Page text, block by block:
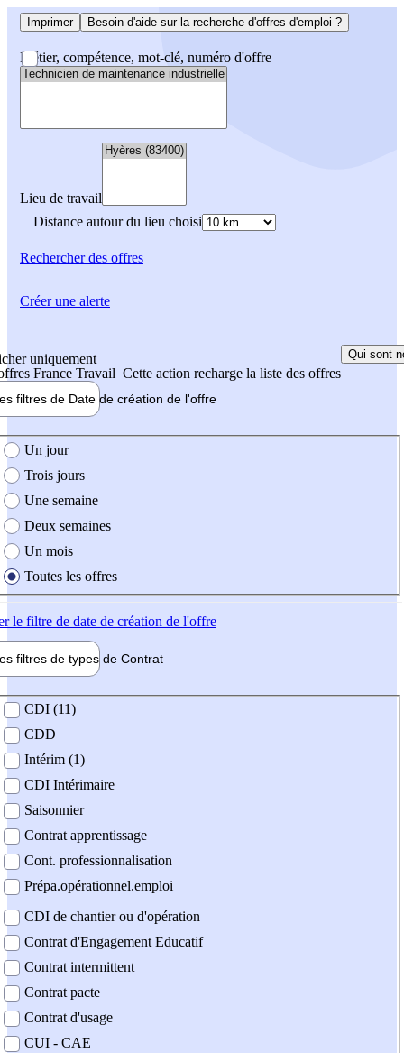
Imprimer Besoin d'aide sur la recherche d'offres d'emploi ?
Métier, compétence, mot-clé, numéro d'offre
Lieu de travail
Distance autour du lieu choisi
Rechercherdes offres
uniquement
France Travail Cette action recharge la liste des offres
Qui sont
filtres de Date de création de l'offre
création de l'offre
Un jour
Trois jours
Une semaine
Deux semaines
Un mois
Toutes les offres
le filtre de date de création de l'offre
filtres de types de Contrat
contrat
CDI (11)
CDD
Intérim (1)
CDI Intérimaire
Saisonnier
Contrat apprentissage
Cont. professionnalisation
Prépa.opérationnel.emploi
CDI de chantier ou d'opération
Contrat d'Engagement Educatif
Contrat intermittent
Contrat pacte
Contrat d'usage
CUI - CAE
Créer une alerte